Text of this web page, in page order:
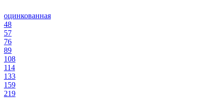
оцинкованная
48
57
76
89
108
114
133
159
219